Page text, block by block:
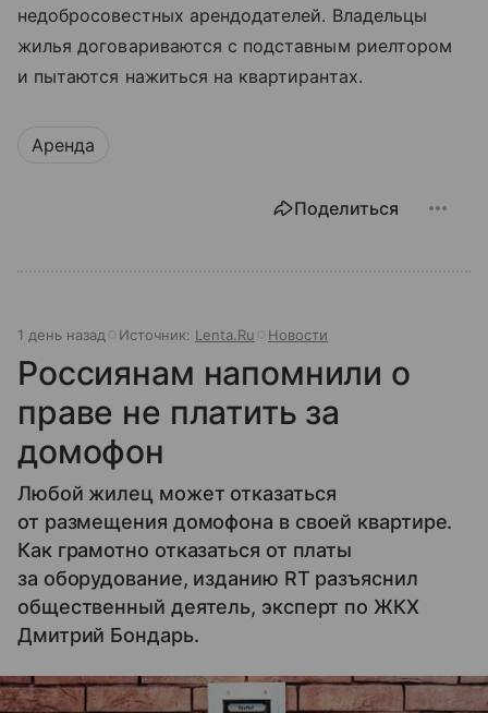
недобросовестных арендодателей. Владельцы
жилья договариваются с подставным риелтором
и пытаются нажиться на квартирантах.
Аренда
Поделиться
1 день назад Источник: Lenta.Ru Новости
Россиянам напомнили о
праве не платить за
домофон
Любой жилец может отказаться
от размещения домофона в своей квартире.
Как грамотно отказаться от платы
за оборудование, изданию RT разъяснил
общественный деятель, эксперт по ЖКХ
Дмитрий Бондарь.